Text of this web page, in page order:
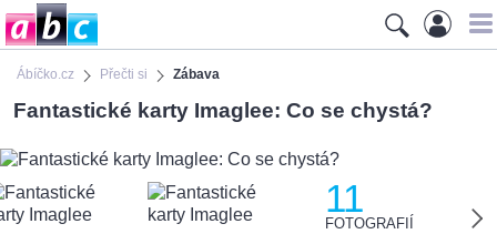
Ábíčko.cz Přečti si Zábava
Fantastické karty Imaglee: Co se chystá?
11
FOTOGRAFIÍ